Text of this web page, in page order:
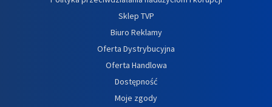
Sklep TVP
Biuro Reklamy
Oferta Dystrybucyjna
Oferta Handlowa
Dostępność
Moje zgody